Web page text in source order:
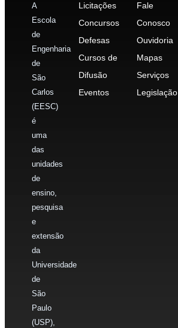
A
Escola
de
Engenharia
de
São
Carlos
(EESC)
é
uma
das
unidades
de
ensino,
pesquisa
e
extensão
da
Universidade
de
São
Paulo
(USP),
Licitações
Concursos
Defesas
Cursos de
Difusão
Eventos
Fale
Conosco
Ouvidoria
Mapas
Serviços
Legislação